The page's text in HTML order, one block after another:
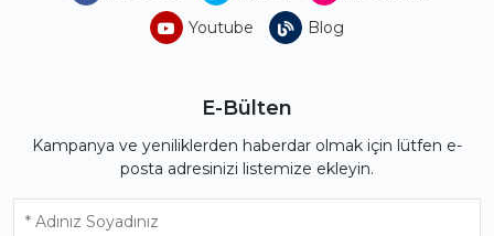
Youtube
Blog
E-Bülten
Kampanya ve yeniliklerden haberdar olmak için lütfen e-
posta adresinizi listemize ekleyin.